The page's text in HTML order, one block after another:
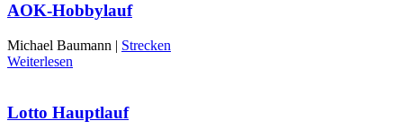
AOK-Hobbylauf
Michael Baumann | Strecken
Weiterlesen
Lotto Hauptlauf